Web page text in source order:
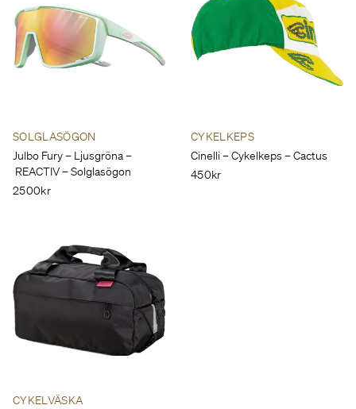
SOLGLASÖGON
Julbo Fury – Ljusgröna –
REACTIV – Solglasögon
2500kr
CYKELKEPS
Cinelli – Cykelkeps – Cactus
450kr
CYKELVÄSKA